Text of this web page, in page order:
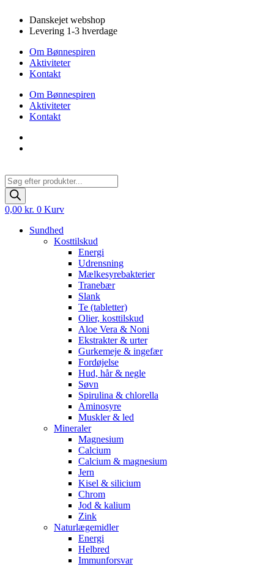
indhold
Danskejet webshop
Levering 1-3 hverdage
Om Bønnespiren
Aktiviteter
Kontakt
Om Bønnespiren
Aktiviteter
Kontakt
Products
search
0,00 kr. 0 Kurv
Sundhed
Kosttilskud
Energi
Udrensning
Mælkesyrebakterier
Tranebær
Slank
Te (tabletter)
Olier, kosttilskud
Aloe Vera & Noni
Ekstrakter & urter
Gurkemeje & ingefær
Fordøjelse
Hud, hår & negle
Søvn
Spirulina & chlorella
Aminosyre
Muskler & led
Mineraler
Magnesium
Calcium
Calcium & magnesium
Jern
Kisel & silicium
Chrom
Jod & kalium
Zink
Naturlægemidler
Energi
Helbred
Immunforsvar